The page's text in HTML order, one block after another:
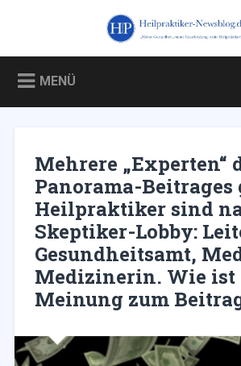
Heilpraktiker-
Blog über und für Heilpraktiker – und
gegen sie
MENÜ
Mehrere „Experten“
Panorama-Beitrages
Heilpraktiker sind
Skeptiker-Lobby:
Gesundheitsamt,
Medizinerin. Wie ist
Meinung zum